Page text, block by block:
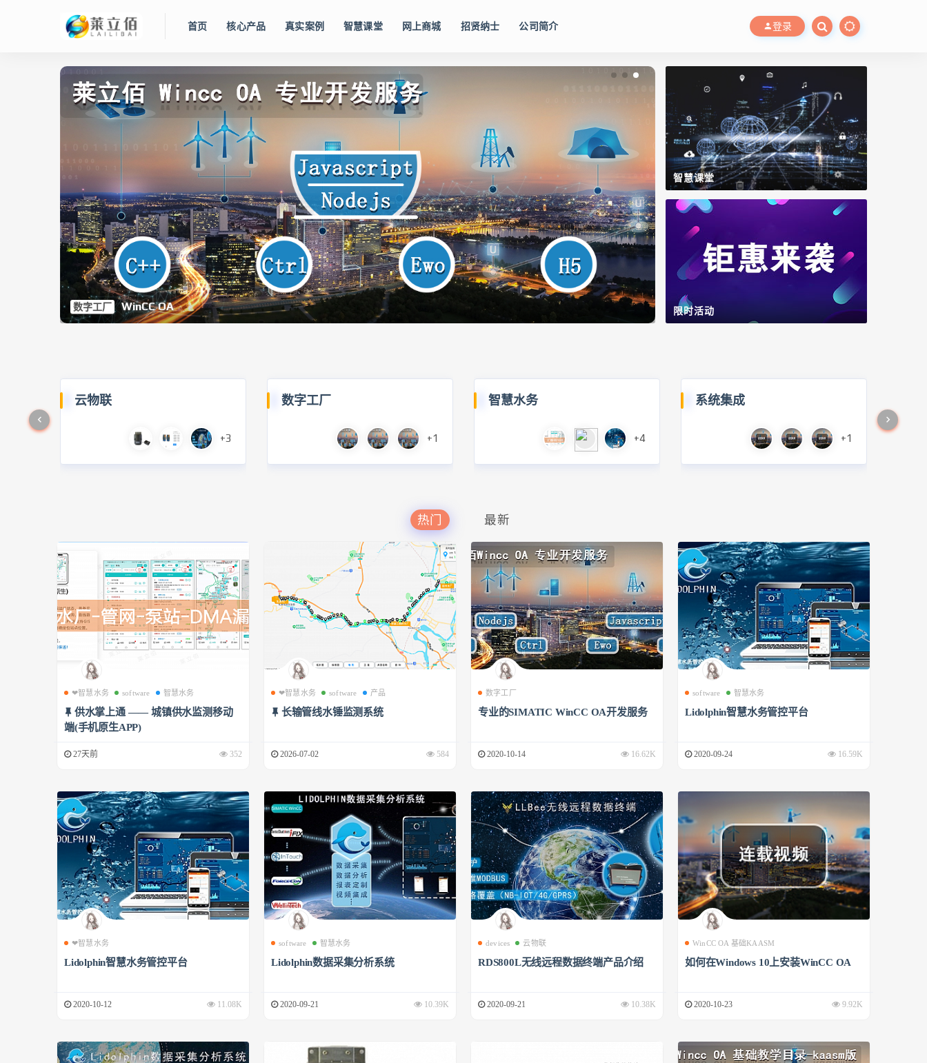
首页 核心产品 真实案例 智慧课堂 网上商城 招贤纳士 公司简介 登录
Lidolphin 智慧水务管控平台
智慧课堂
限时活动
云物联
+3
数字工厂
+1
智慧水务
+4
系统集成
+1
热门 最新
❤智慧水务 software 智慧水务
供水掌上通 —— 城镇供水监测移动
端(手机原生APP)
27天前 352
❤智慧水务 software 产品
长输管线水锤监测系统
2026-07-02 584
数字工厂
专业的SIMATIC WinCC OA开发服务
2020-10-14 16.62K
software 智慧水务
Lidolphin智慧水务管控平台
2020-09-24 16.59K
❤智慧水务
Lidolphin智慧水务管控平台
2020-10-12 11.08K
software 智慧水务
Lidolphin数据采集分析系统
2020-09-21 10.39K
devices 云物联
RDS800L无线远程数据终端产品介绍
2020-09-21 10.38K
WinCC OA 基础KAASM
如何在Windows 10上安装WinCC OA
2020-10-23 9.92K